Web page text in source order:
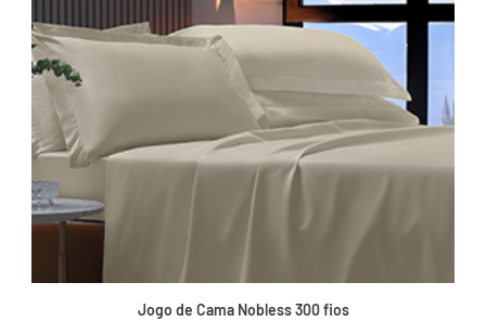
Jogo de Cama Nobless 300 fios